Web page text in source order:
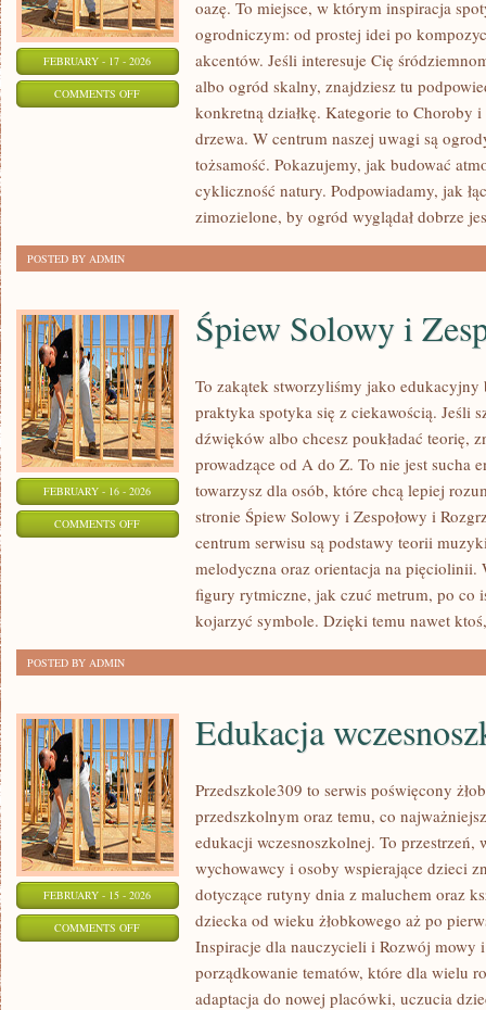
FEBRUARY - 17 - 2026
COMMENTS OFFON
oazę. To miejsce, w którym inspiracja
ogrodniczym: od prostej idei po
akcentów. Jeśli interesuje Cię
albo ogród skalny, znajdziesz tu
konkretną działkę. Kategorie to
drzewa. W centrum naszej uwagi są
tożsamość. Pokazujemy, jak budować
cykliczność natury. Podpowiadamy, jak
zimozielone, by ogród wyglądał dobrze
POSTED BY ADMIN
FEBRUARY - 16 - 2026
COMMENTS OFFON
ZESPOŁOWY
Śpiew Solowy i
To zakątek stworzyliśmy jako
praktyka spotyka się z ciekawością. Jeśli
dźwięków albo chcesz poukładać teorię,
prowadzące od A do Z. To nie jest sucha
towarzysz dla osób, które chcą lepiej
stronie Śpiew Solowy i Zespołowy i
centrum serwisu są podstawy teorii
melodyczna oraz orientacja na
figury rytmiczne, jak czuć metrum, po co
kojarzyć symbole. Dzięki temu nawet
POSTED BY ADMIN
FEBRUARY - 15 - 2026
COMMENTS OFFON
WCZESNOSZKOLNA
Edukacja
Przedszkole309 to serwis poświęcony
przedszkolnym oraz temu, co
edukacji wczesnoszkolnej. To
wychowawcy i osoby wspierające dzieci
dotyczące rutyny dnia z maluchem oraz
dziecka od wieku żłobkowego aż po
Inspiracje dla nauczycieli i Rozwój mowy
porządkowanie tematów, które dla wielu
adaptacja do nowej placówki, uczucia